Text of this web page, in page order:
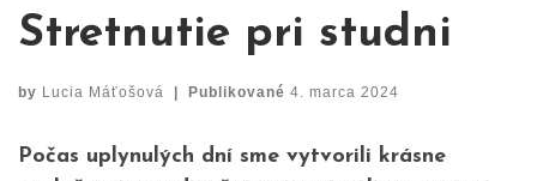
Stretnutie pri studni
by Lucia Máťošová Publikované 4. marca 2024
Počas uplynulých dní sme vytvorili krásne